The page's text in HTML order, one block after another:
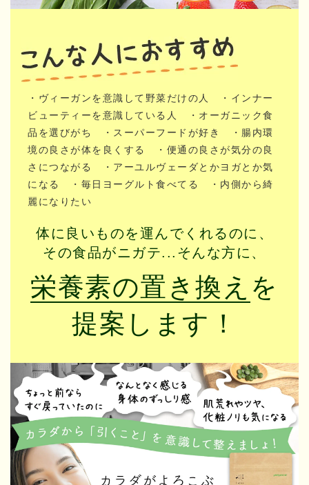
・ヴィーガンを意識して野菜だけの人
・インナー
ビューティーを意識している人
・オーガニック食
品を選びがち
・スーパーフードが好き
・腸内環
境の良さが体を良くする
・便通の良さが気分の良
さにつながる
・アーユルヴェーダとかヨガとか気
になる
・毎日ヨーグルト食べてる
・内側から綺
麗になりたい
体に良いものを運んでくれるのに、
その食品がニガテ...そんな方に、
栄養素の置き換え を
提案します！